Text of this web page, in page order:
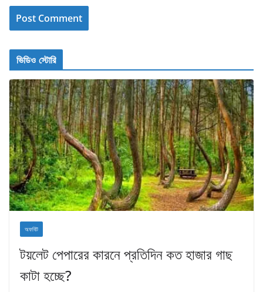
ভিডিও স্টোরি
অফবিট
টয়লেট পেপারের কারনে প্রতিদিন কত হাজার গাছ
কাটা হচ্ছে?